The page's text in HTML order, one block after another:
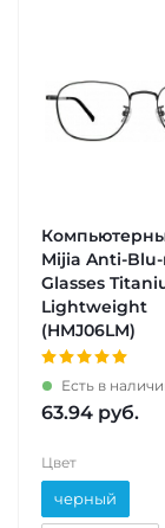
Mijia Anti-
Glasses
Lightweight
(HMJ06LM)
Есть в
63.94 руб.
Цвет
черный